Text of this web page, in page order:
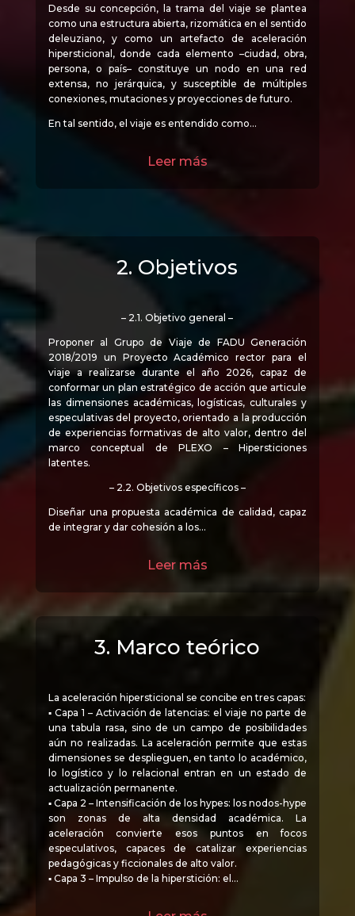
Desde su concepción, la trama del viaje se plantea
como una estructura abierta, rizomática en el sentido
deleuziano, y como un artefacto de aceleración
hipersticional, donde cada elemento –ciudad, obra,
persona, o país– constituye un nodo en una red
extensa, no jerárquica, y susceptible de múltiples
conexiones, mutaciones y proyecciones de futuro.
En tal sentido, el viaje es entendido como…
Leer más
2. Objetivos
– 2.1. Objetivo general –
Proponer al Grupo de Viaje de FADU Generación
2018/2019 un Proyecto Académico rector para el
viaje a realizarse durante el año 2026, capaz de
conformar un plan estratégico de acción que articule
las dimensiones académicas, logísticas, culturales y
especulativas del proyecto, orientado a la producción
de experiencias formativas de alto valor, dentro del
marco conceptual de PLEXO – Hipersticiones
latentes.
– 2.2. Objetivos específicos –
Diseñar una propuesta académica de calidad, capaz
de integrar y dar cohesión a los…
Leer más
3. Marco teórico
La aceleración hipersticional se concibe en tres capas:
▪ Capa 1 – Activación de latencias: el viaje no parte de
una tabula rasa, sino de un campo de posibilidades
aún no realizadas. La aceleración permite que estas
dimensiones se desplieguen, en tanto lo académico,
lo logístico y lo relacional entran en un estado de
actualización permanente.
▪ Capa 2 – Intensificación de los hypes: los nodos-hype
son zonas de alta densidad académica. La
aceleración convierte esos puntos en focos
especulativos, capaces de catalizar experiencias
pedagógicas y ficcionales de alto valor.
▪ Capa 3 – Impulso de la hiperstición: el…